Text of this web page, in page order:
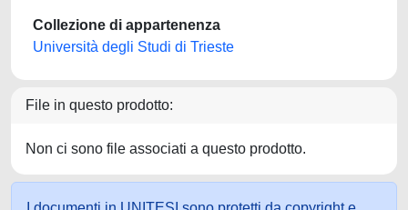
Collezione di appartenenza
Università degli Studi di Trieste
File in questo prodotto:
Non ci sono file associati a questo prodotto.